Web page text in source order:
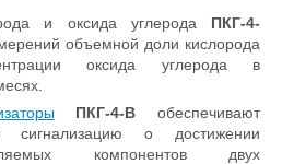
и оксида углерода ПКГ-4-
объемной доли кислорода
оксида углерода в
ПКГ-4-Вобеспечивают
сигнализацию о достижении
компонентов двух